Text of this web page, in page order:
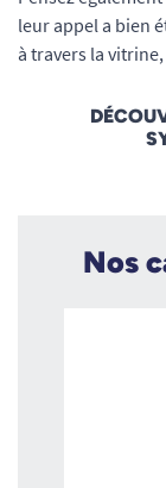
leur appel a bien
à travers la
Nos